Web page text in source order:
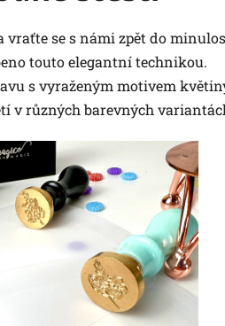
vraťte se s námi zpět do
touto elegantní technikou.
s vyraženým motivem
v různých barevných